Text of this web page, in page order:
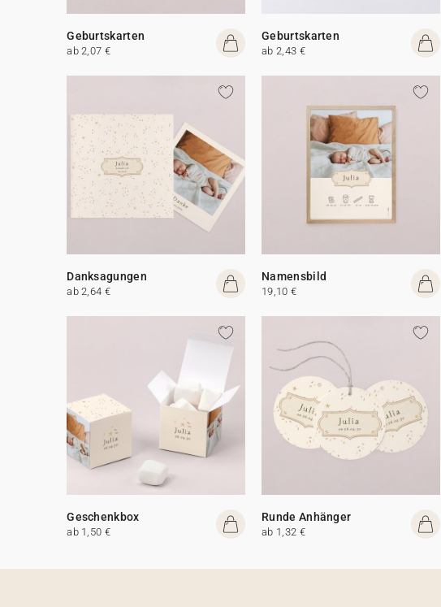
Geburtskarten
ab 2,07 €
Geburtskarten
ab 2,43 €
Danksagungen
ab 2,64 €
Namensbild
19,10 €
Geschenkbox
ab 1,50 €
Runde Anhänger
ab 1,32 €